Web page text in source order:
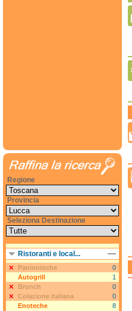
Regione
Provincia
Seleziona Destinazione
Ristoranti e local...
Paninoteche
0
Autogrill
1
Brunch
0
Colazione italiana
0
Enoteche
8